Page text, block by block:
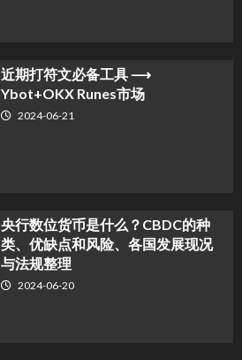
近期打符文必备工具 ⟶
Ybot+OKX Runes市场
2024-06-21
央行数位货币是什么？CBDC的种
类、优缺点和风险、各国发展现况
与法规整理
2024-06-20